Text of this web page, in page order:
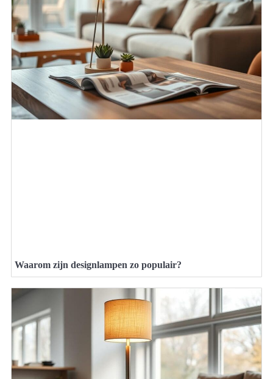
Waarom zijn designlampen zo populair?